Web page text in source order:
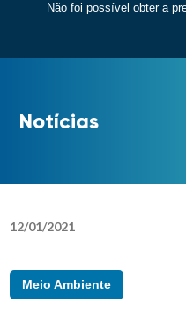
Não foi possível obter a
Notícias
12/01/2021
Meio Ambiente